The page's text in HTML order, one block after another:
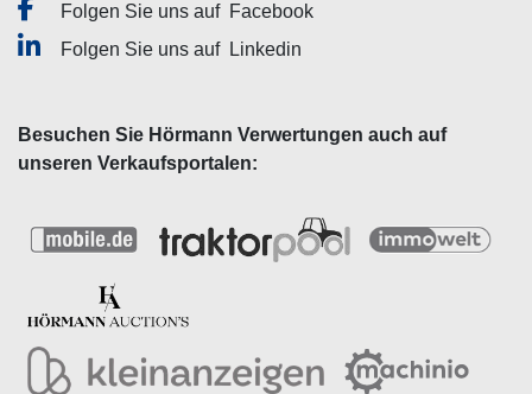
Folgen Sie uns auf Facebook
Folgen Sie uns auf
Linkedin
Besuchen Sie Hörmann Verwertungen auch auf
unseren Verkaufsportalen: